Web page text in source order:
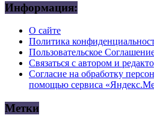
Информация:
О сайте
Политика
Пользовательское
Связаться с автором и
Согласие на обработку
помощью сервиса
Метки